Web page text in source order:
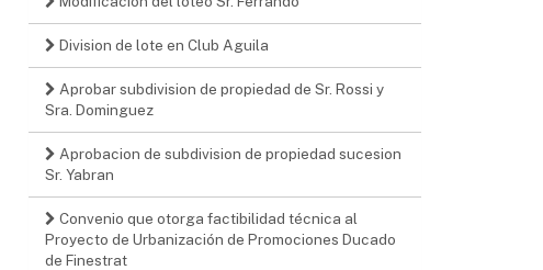
Division de lote en Club Aguila
Aprobar subdivision de propiedad de Sr. Rossi y
Sra. Dominguez
Aprobacion de subdivision de propiedad sucesion
Sr. Yabran
Convenio que otorga factibilidad técnica al
Proyecto de Urbanización de Promociones Ducado
de Finestrat